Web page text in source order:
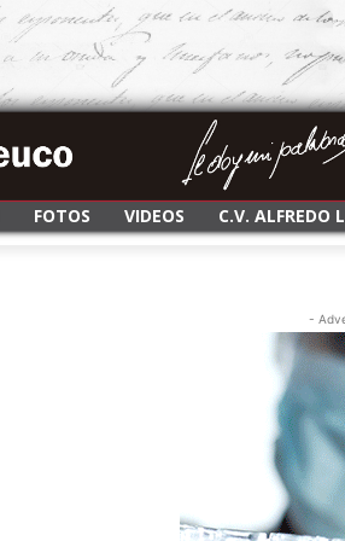
FOTOS VIDEOS C.V. ALFREDO
-